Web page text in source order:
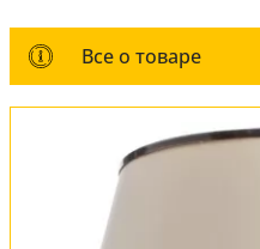
Все о товаре
Все о товаре
Комплект лампочек
Вся коллекция